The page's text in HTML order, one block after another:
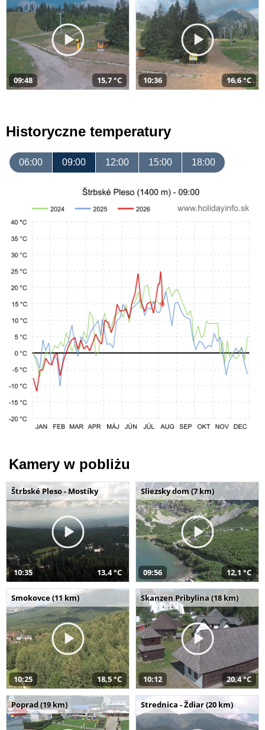
09:48 15,7 °C 10:36 16,6 °C
Historyczne temperatury
06:00 09:00 12:00 15:00 18:00
Kamery w pobliżu
Štrbské Pleso - Mostíky
10:35 13,4 °C
Sliezsky dom (7 km)
09:56 12,1 °C
Smokovce (11 km)
10:25 18,5 °C
Skanzen Pribylina (18 km)
10:12 20,4 °C
Poprad (19 km) Strednica - Ždiar (20 km)